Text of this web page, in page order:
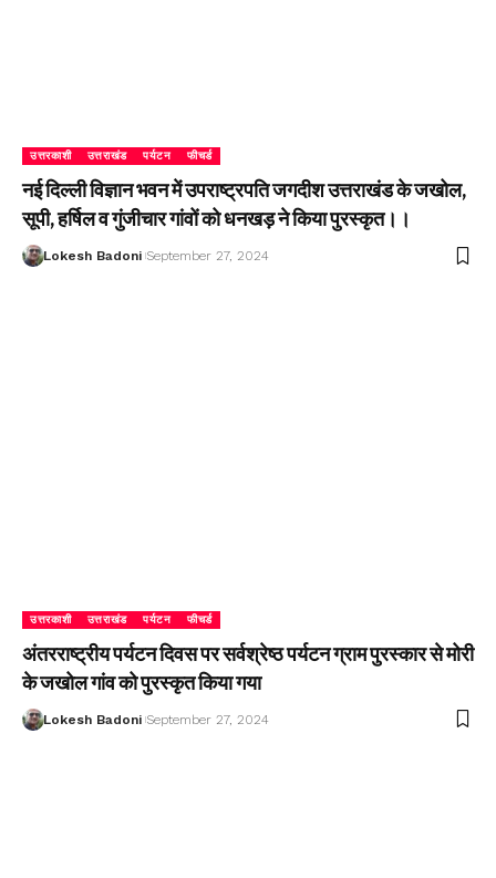
उत्तरकाशी उत्तराखंड पर्यटन फीचर्ड
नई दिल्ली विज्ञान भवन में उपराष्ट्रपति जगदीश उत्तराखंड के जखोल,
सूपी, हर्षिल व गुंजीचार गांवों को धनखड़ ने किया पुरस्कृत।।
Lokesh Badoni September 27, 2024
उत्तरकाशी उत्तराखंड पर्यटन फीचर्ड
अंतरराष्ट्रीय पर्यटन दिवस पर सर्वश्रेष्ठ पर्यटन ग्राम पुरस्कार से मोरी
के जखोल गांव को पुरस्कृत किया गया
Lokesh Badoni September 27, 2024